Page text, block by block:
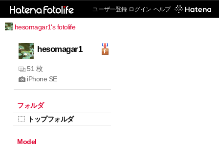
ユーザー登録 ログイン ヘルプ
hesomagar1's fotolife
hesomagar1
51 枚
iPhone SE
フォルダ
トップフォルダ
Model